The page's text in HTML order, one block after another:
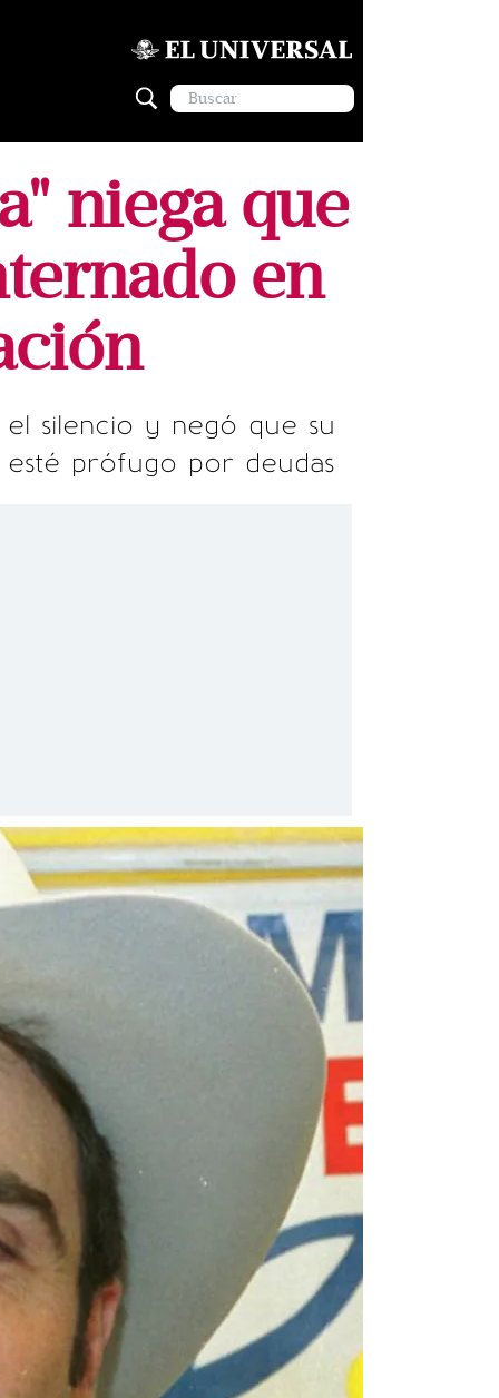
niega que
en
silencio y negó que su
prófugo por deudas